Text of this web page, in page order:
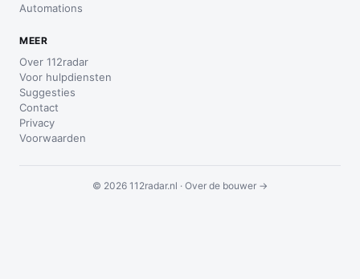
Automations
MEER
Over 112radar
Voor hulpdiensten
Suggesties
Contact
Privacy
Voorwaarden
© 2026 112radar.nl · Over de bouwer →